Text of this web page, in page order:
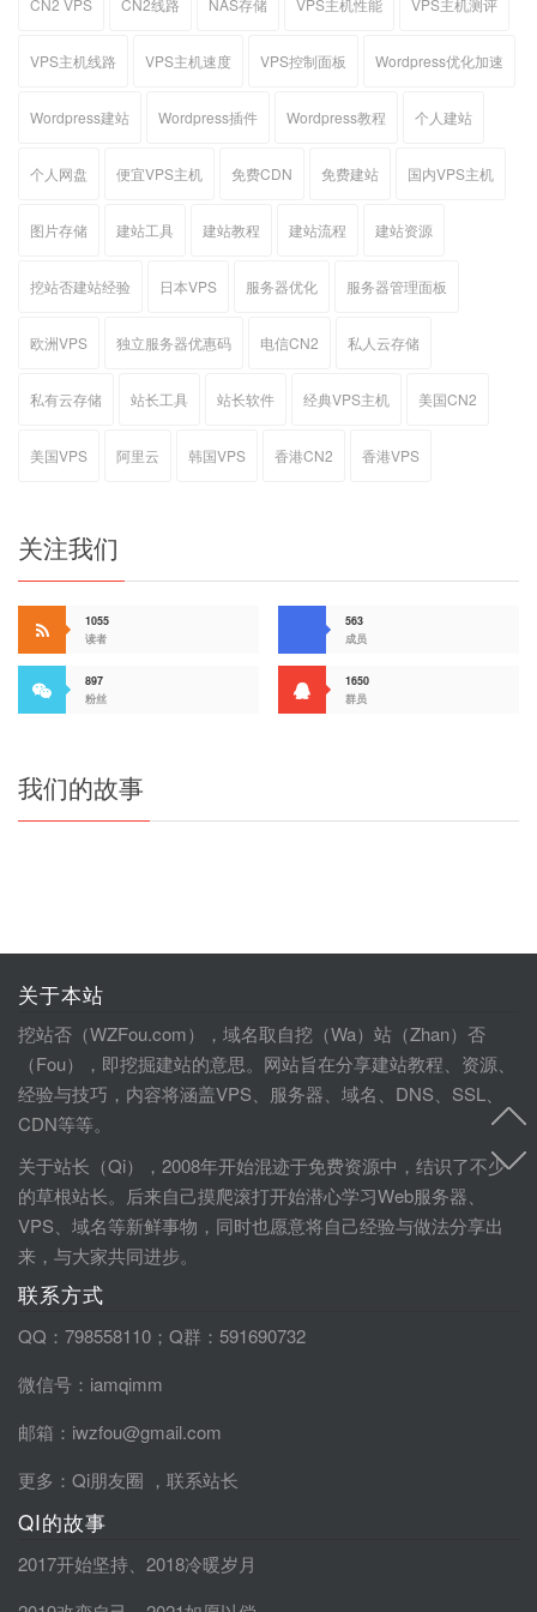
CN2 VPS CN2线路 NAS存储 VPS主机性能 VPS主机测评
VPS主机线路 VPS主机速度 VPS控制面板 Wordpress优化加速
Wordpress建站 Wordpress插件 Wordpress教程 个人建站
个人网盘 便宜VPS主机 免费CDN 免费建站 国内VPS主机
图片存储 建站工具 建站教程 建站流程 建站资源
挖站否建站经验 日本VPS 服务器优化 服务器管理面板
欧洲VPS 独立服务器优惠码 电信CN2 私人云存储
私有云存储 站长工具 站长软件 经典VPS主机 美国CN2
美国VPS 阿里云 韩国VPS 香港CN2 香港VPS
关注我们
1055
读者
563
成员
897
粉丝
1650
群员
我们的故事
关于本站
挖站否（WZFou.com），域名取自挖（Wa）站（Zhan）否
（Fou），即挖掘建站的意思。网站旨在分享建站教程、资源、
经验与技巧，内容将涵盖VPS、服务器、域名、DNS、SSL、
CDN等等。
关于站长（Qi），2008年开始混迹于免费资源中，结识了不少
的草根站长。后来自己摸爬滚打开始潜心学习Web服务器、
VPS、域名等新鲜事物，同时也愿意将自己经验与做法分享出
来，与大家共同进步。
联系方式
QQ：798558110；Q群：591690732
微信号：iamqimm
邮箱：iwzfou@gmail.com
更多： Qi朋友圈 ， 联系站长
QI的故事
2017开始坚持、 2018冷暖岁月